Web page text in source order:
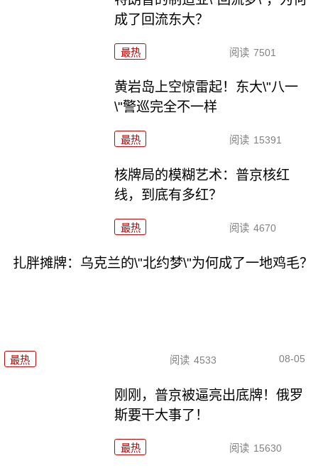
成了回流东大？
最热 阅读 7501
黄岩岛上空惊雷起！东大\"八一
\"警巡完全不一样
最热 阅读 15391
核牌局的模糊艺术：普京核红
线，到底有多红？
最热 阅读 4670
扎胖摊牌：乌克兰的\"北约梦\"为何成了一地鸡毛？
最热 阅读 4533 08-05
刚刚，普京被逼亮出底牌！俄罗
斯要干大事了！
最热 阅读 15630